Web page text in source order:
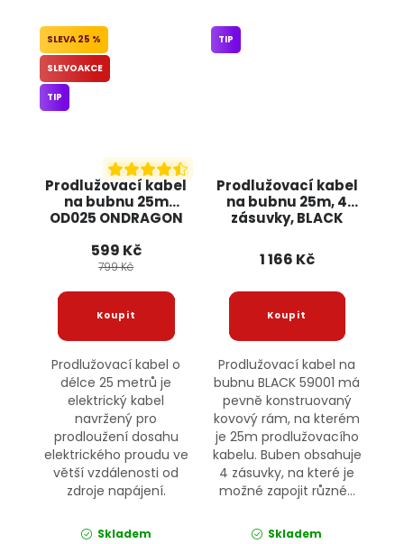
Prodlužovací kabel
na bubnu 25m
OD025 ONDRAGON
25 %
SLEVOAKCE
TIP
599 Kč
799 Kč
Prodlužovací kabel o
délce 25 metrů je
elektrický kabel
navržený pro
prodloužení dosahu
elektrického proudu ve
větší vzdálenosti od
zdroje napájení.
Skladem
Prodlužovací kabel
na bubnu 25m, 4
zásuvky, BLACK
TIP
1 166 Kč
Prodlužovací kabel na
bubnu BLACK 59001 má
pevně konstruovaný
kovový rám, na kterém
je 25m prodlužovacího
kabelu. Buben obsahuje
4 zásuvky, na které je
možné zapojit různé...
Skladem